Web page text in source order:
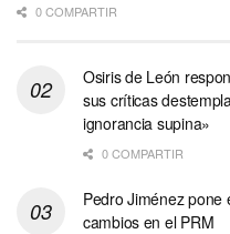
0 COMPARTIR
Osiris de León
sus críticas
ignorancia supina»
0 COMPARTIR
Pedro Jiménez pone
cambios en el PRM